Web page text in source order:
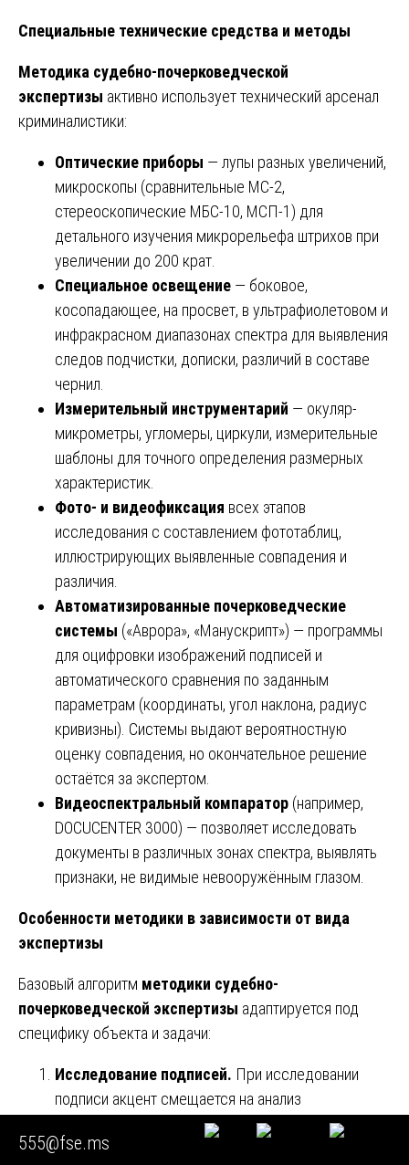
Специальные технические средства и методы
Методика судебно-почерковедческой
экспертизы активно использует технический арсенал
криминалистики:
Оптические приборы — лупы разных увеличений,
микроскопы (сравнительные МС-2,
стереоскопические МБС-10, МСП-1) для
детального изучения микрорельефа штрихов при
увеличении до 200 крат.
Специальное освещение — боковое,
косопадающее, на просвет, в ультрафиолетовом и
инфракрасном диапазонах спектра для выявления
следов подчистки, дописки, различий в составе
чернил.
Измерительный инструментарий — окуляр-
микрометры, угломеры, циркули, измерительные
шаблоны для точного определения размерных
характеристик.
Фото- и видеофиксация всех этапов
исследования с составлением фототаблиц,
иллюстрирующих выявленные совпадения и
различия.
Автоматизированные почерковедческие
системы («Аврора», «Манускрипт») — программы
для оцифровки изображений подписей и
автоматического сравнения по заданным
параметрам (координаты, угол наклона, радиус
кривизны). Системы выдают вероятностную
оценку совпадения, но окончательное решение
остаётся за экспертом.
Видеоспектральный компаратор (например,
DOCUCENTER 3000) — позволяет исследовать
документы в различных зонах спектра, выявлять
признаки, не видимые невооружённым глазом.
Особенности методики в зависимости от вида
экспертизы
Базовый алгоритм методики судебно-
почерковедческой экспертизы адаптируется под
специфику объекта и задачи:
Исследование подписей. При исследовании
подписи акцент смещается на анализ
геометрической конструкции, росчерков,
начальных и заключительных штрихов, а также на
555@fse.ms